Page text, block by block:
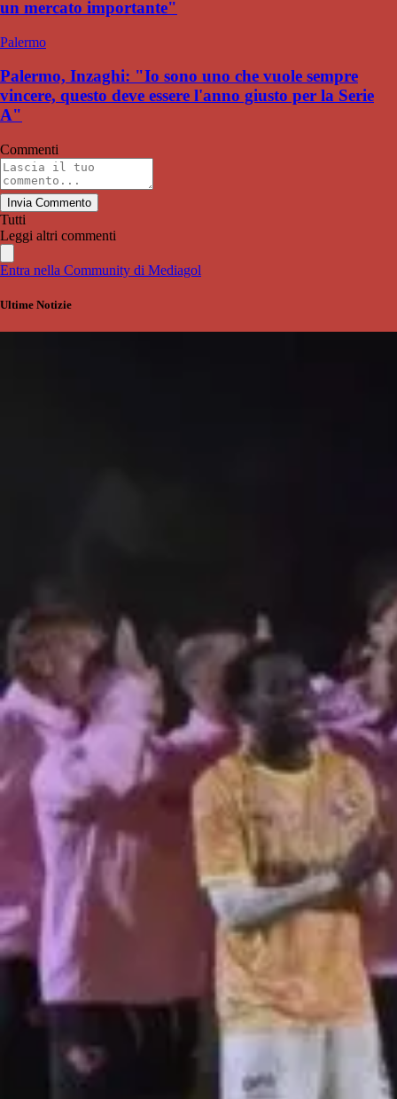
un mercato importante"
Palermo
Palermo, Inzaghi: "Io sono uno che vuole sempre
vincere, questo deve essere l'anno giusto per la Serie
A"
Commenti
Invia Commento
Tutti
Leggi altri commenti
Entra nella Community di Mediagol
Ultime Notizie